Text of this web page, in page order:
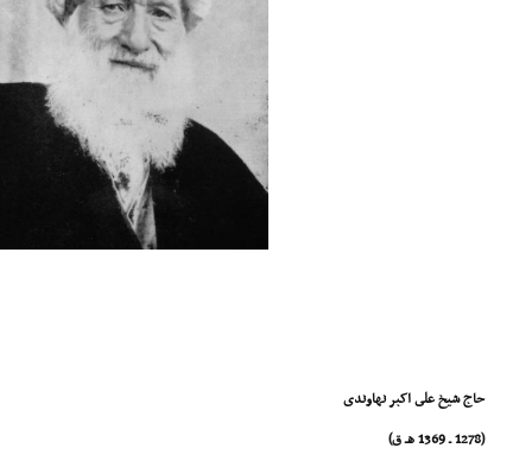
حاج شیخ على اکبر نهاوندى
(1278 ـ 1369 هـ ق)